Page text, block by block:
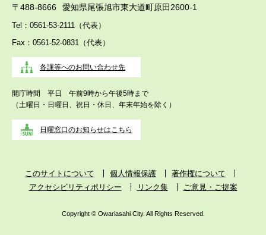
〒488-8666 愛知県尾張旭市東大道町原田2600-1
Tel：0561-53-2111（代表）
Fax：0561-52-0831（代表）
各課等へのお問い合わせ先
開庁時間 平日 午前9時から午後5時まで
（土曜日・日曜日、祝日・休日、年末年始を除く）
日曜窓口のお知らせはこちら
このサイトについて 個人情報保護
著作権について
アクセシビリティポリシー
リンク集 ご意見・ご提案
Copyright © Owariasahi City. All Rights Reserved.